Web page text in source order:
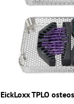
EickLoxx TPLO